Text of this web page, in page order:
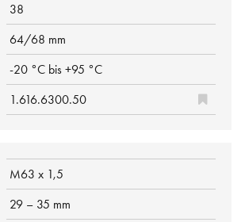
38
64/68 mm
-20 °C bis +95 °C
1.616.6300.50
M63 x 1,5
29 – 35 mm